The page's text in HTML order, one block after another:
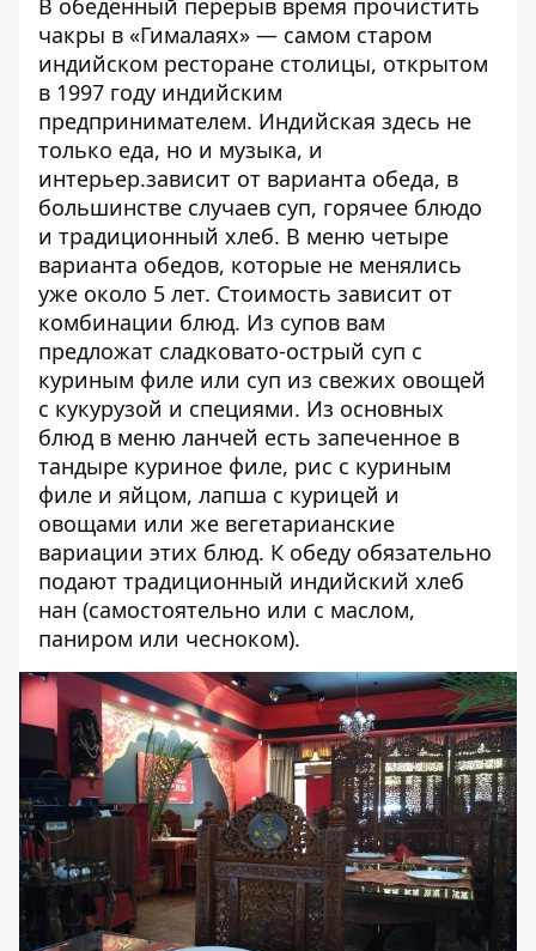
чакры в «Гималаях» — самом старом
индийском ресторане столицы, открытом
в 1997 году индийским
предпринимателем. Индийская здесь не
только еда, но и музыка, и
интерьер.зависит от варианта обеда, в
большинстве случаев суп, горячее блюдо
и традиционный хлеб. В меню четыре
варианта обедов, которые не менялись
уже около 5 лет. Стоимость зависит от
комбинации блюд. Из супов вам
предложат сладковато-острый суп с
куриным филе или суп из свежих овощей
с кукурузой и специями. Из основных
блюд в меню ланчей есть запеченное в
тандыре куриное филе, рис с куриным
филе и яйцом, лапша с курицей и
овощами или же вегетарианские
вариации этих блюд. К обеду обязательно
подают традиционный индийский хлеб
нан (самостоятельно или с маслом,
паниром или чесноком).